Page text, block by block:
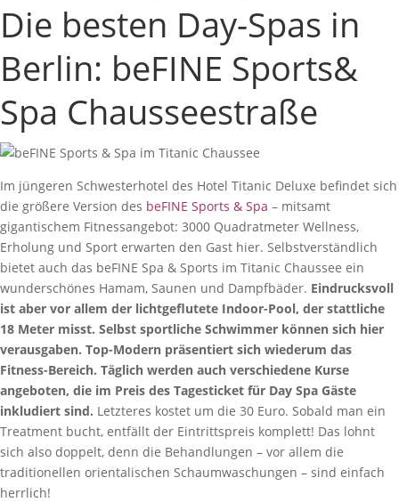
Die besten Day-Spas in
Berlin: beFINE Sports&
Spa Chausseestraße
Im jüngeren Schwesterhotel des Hotel Titanic Deluxe befindet sich
die größere Version des beFINE Sports & Spa – mitsamt
gigantischem Fitnessangebot: 3000 Quadratmeter Wellness,
Erholung und Sport erwarten den Gast hier. Selbstverständlich
bietet auch das beFINE Spa & Sports im Titanic Chaussee ein
wunderschönes Hamam, Saunen und Dampfbäder. Eindrucksvoll
ist aber vor allem der lichtgeflutete Indoor-Pool, der stattliche
18 Meter misst. Selbst sportliche Schwimmer können sich hier
verausgaben. Top-Modern präsentiert sich wiederum das
Fitness-Bereich. Täglich werden auch verschiedene Kurse
angeboten, die im Preis des Tagesticket für Day Spa Gäste
inkludiert sind. Letzteres kostet um die 30 Euro. Sobald man ein
Treatment bucht, entfällt der Eintrittspreis komplett! Das lohnt
sich also doppelt, denn die Behandlungen – vor allem die
traditionellen orientalischen Schaumwaschungen – sind einfach
herrlich!